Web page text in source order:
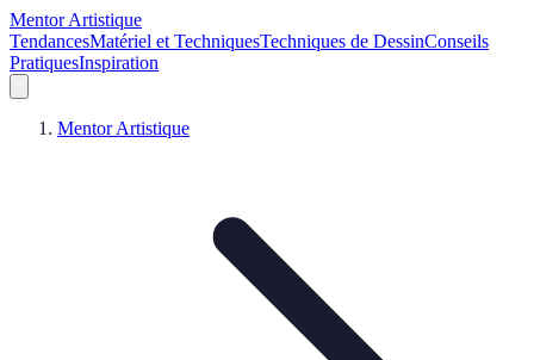
Mentor Artistique
TendancesMatériel et TechniquesTechniques de DessinConseils
PratiquesInspiration
Mentor Artistique